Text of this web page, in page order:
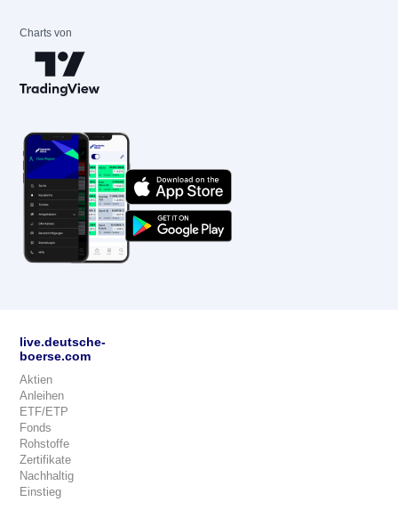
Charts von
live.deutsche-
boerse.com
Aktien
Anleihen
ETF/ETP
Fonds
Rohstoffe
Zertifikate
Nachhaltig
Einstieg